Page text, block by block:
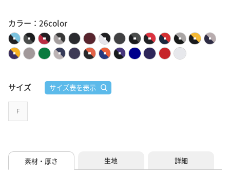
カラー：26color
サイズ サイズ表を表示
F
素材・厚さ 生地 詳細